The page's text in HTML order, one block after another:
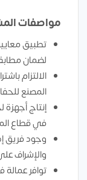
مواصفات
تطبيق
لضمان
الالتزام
المصنع
إنتاج
في قطاع
وجود فريق
والإشراف
توافر